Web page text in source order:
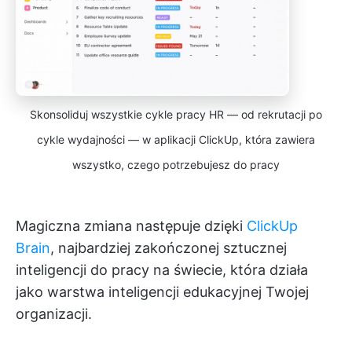
Skonsoliduj wszystkie cykle pracy HR — od rekrutacji po
cykle wydajności — w aplikacji ClickUp, która zawiera
wszystko, czego potrzebujesz do pracy
Magiczna zmiana następuje dzięki ClickUp
Brain, najbardziej zakończonej sztucznej
inteligencji do pracy na świecie, która działa
jako warstwa inteligencji edukacyjnej Twojej
organizacji.